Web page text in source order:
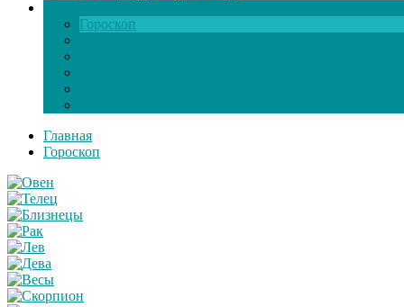
Гороскоп
Главная
Гороскоп